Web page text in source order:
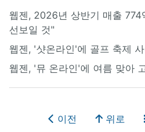
웹젠, 2026년 상반기 매출 774
선보일 것"
웹젠, '샷온라인'에 골프 축제
웹젠, '뮤 온라인'에 여름 맞아
이전 위로